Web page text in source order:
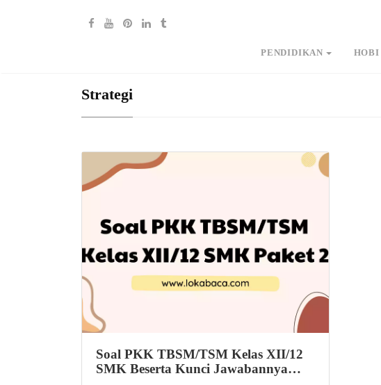
PENDIDIKAN HOBI
Strategi
Soal PKK TBSM/TSM Kelas XII/12
SMK Beserta Kunci Jawabannya…